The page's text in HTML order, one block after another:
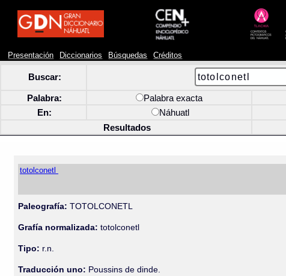
Presentación Diccionarios Búsquedas Créditos
Buscar:
Palabra: Palabra exacta
En:
Náhuatl
Resultados
totolconetl
Paleografía: TOTOLCONETL
Grafía normalizada: totolconetl
Tipo: r.n.
Traducción uno: Poussins de dinde.